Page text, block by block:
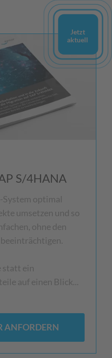
Jetzt
aktuell
S/4HANA
System optimal
umsetzen und so
ohne den
statt ein
auf einen Blick...
ANFORDERN